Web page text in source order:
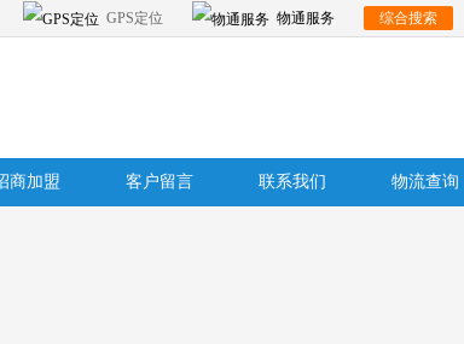
GPS定位 物通服务 综合搜索
商加盟 客户留言 联系我们 物流查询